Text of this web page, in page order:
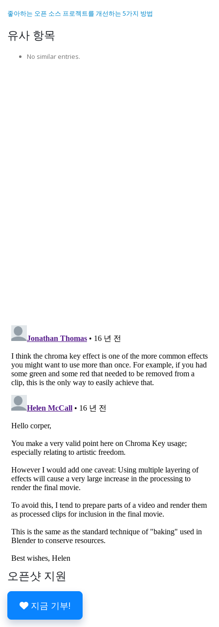
좋아하는 오픈 소스 프로젝트를 개선하는 5가지 방법
유사 항목
No similar entries.
오픈샷 지원
지금 기부!